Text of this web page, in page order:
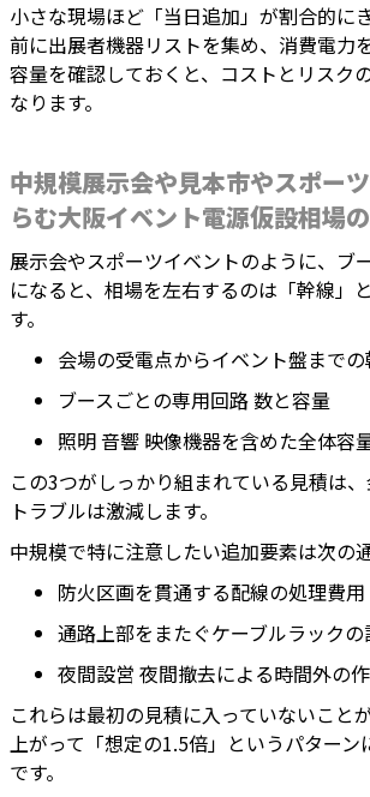
小さな現場ほど「当日追加」が割合的に
前に出展者機器リストを集め、消費電力
容量を確認しておくと、コストとリスク
なります。
中規模展示会や見本市やスポー
らむ大阪イベント電源仮設相場
展示会やスポーツイベントのように、ブ
になると、相場を左右するのは「幹線」
す。
会場の受電点からイベント盤まで
ブースごとの専用回路 数と容量
照明 音響 映像機器を含めた全体容
この3つがしっかり組まれている見積は
トラブルは激減します。
中規模で特に注意したい追加要素は次の通
防火区画を貫通する配線の処理費用
通路上部をまたぐケーブルラックの
夜間設営 夜間撤去による時間外の
これらは最初の見積に入っていないこと
上がって「想定の1.5倍」というパターン
です。